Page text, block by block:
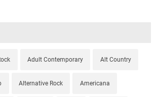
Adult Contemporary Alt Country
Alternative Rock Americana